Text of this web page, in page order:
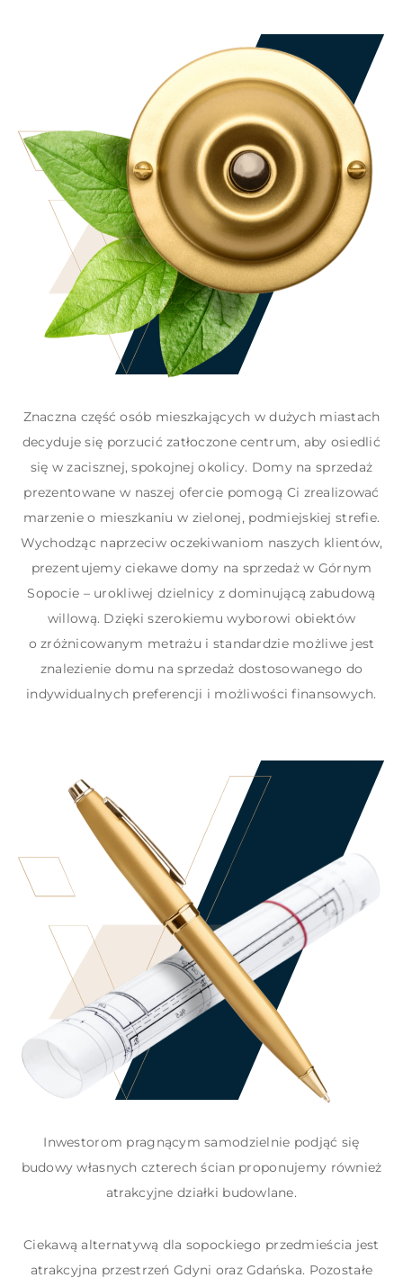
Znaczna część osób mieszkających w dużych miastach
decyduje się porzucić zatłoczone centrum, aby osiedlić
się w zacisznej, spokojnej okolicy. Domy na sprzedaż
prezentowane w naszej ofercie pomogą Ci zrealizować
marzenie o mieszkaniu w zielonej, podmiejskiej strefie.
Wychodząc naprzeciw oczekiwaniom naszych klientów,
prezentujemy ciekawe domy na sprzedaż w Górnym
Sopocie – urokliwej dzielnicy z dominującą zabudową
willową. Dzięki szerokiemu wyborowi obiektów
o zróżnicowanym metrażu i standardzie możliwe jest
znalezienie domu na sprzedaż dostosowanego do
indywidualnych preferencji i możliwości finansowych.
Inwestorom pragnącym samodzielnie podjąć się
budowy własnych czterech ścian proponujemy również
atrakcyjne działki budowlane.
Ciekawą alternatywą dla sopockiego przedmieścia jest
atrakcyjna przestrzeń Gdyni oraz Gdańska. Pozostałe